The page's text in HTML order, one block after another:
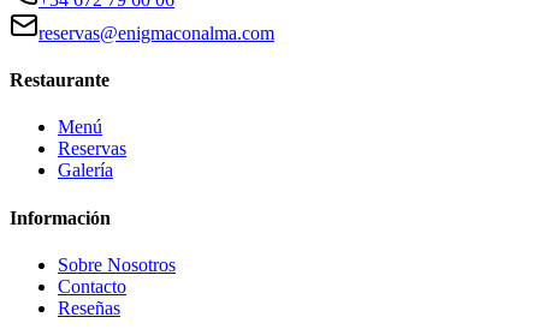
reservas@enigmaconalma.com
Restaurante
Menú
Reservas
Galería
Información
Sobre Nosotros
Contacto
Reseñas